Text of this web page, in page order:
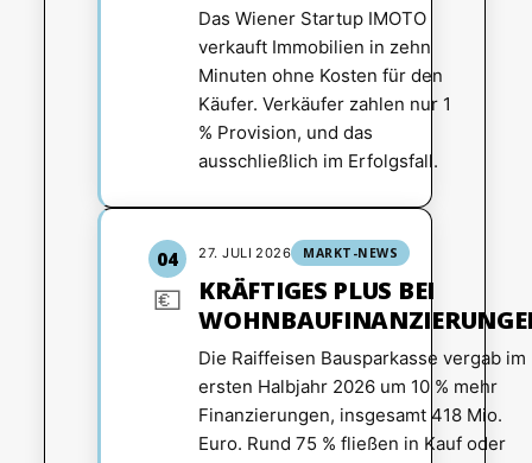
Das Wiener Startup IMOTO
verkauft Immobilien in zehn
Minuten ohne Kosten für den
Käufer. Verkäufer zahlen nur 1
% Provision, und das
ausschließlich im Erfolgsfall.
04
💶
27. JULI 2026 MARKT-NEWS
KRÄFTIGES PLUS BEI
Die Raiffeisen Bausparkasse vergab im
ersten Halbjahr 2026 um 10 % mehr
Finanzierungen, insgesamt 418 Mio.
Euro. Rund 75 % fließen in Kauf oder